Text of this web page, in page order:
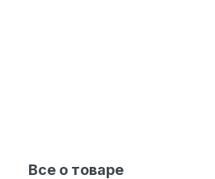
Все о товаре